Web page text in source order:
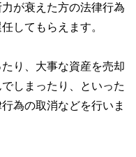
が衰えた方の法律行為
してもらえます。
り、大事な資産を売却
しまったり、といった
為の取消などを行いま